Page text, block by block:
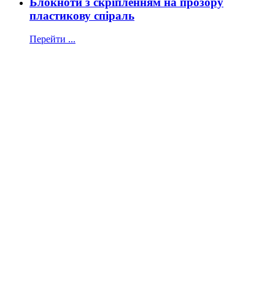
пластикову спіраль
Перейти ...